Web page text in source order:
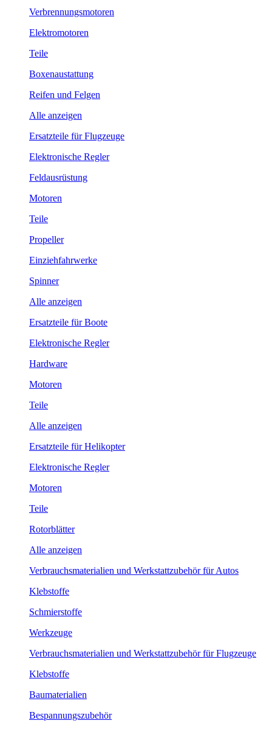
Verbrennungsmotoren
Elektromotoren
Teile
Boxenaustattung
Reifen und Felgen
Alle anzeigen
Ersatzteile für Flugzeuge
Elektronische Regler
Feldausrüstung
Motoren
Teile
Propeller
Einziehfahrwerke
Spinner
Alle anzeigen
Ersatzteile für Boote
Elektronische Regler
Hardware
Motoren
Teile
Alle anzeigen
Ersatzteile für Helikopter
Elektronische Regler
Motoren
Teile
Rotorblätter
Alle anzeigen
Verbrauchsmaterialien und Werkstattzubehör für Autos
Klebstoffe
Schmierstoffe
Werkzeuge
Verbrauchsmaterialien und Werkstattzubehör für Flugzeuge
Klebstoffe
Baumaterialien
Bespannungszubehör